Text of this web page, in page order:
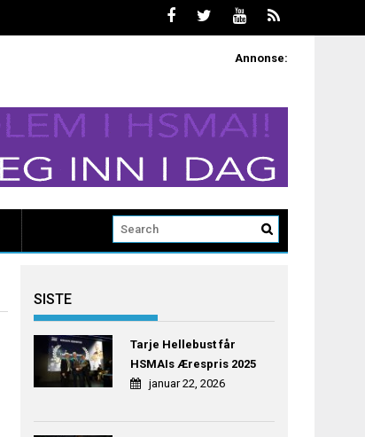
Annonse:
SISTE
Tarje Hellebust får
HSMAIs Ærespris 2025
januar 22, 2026